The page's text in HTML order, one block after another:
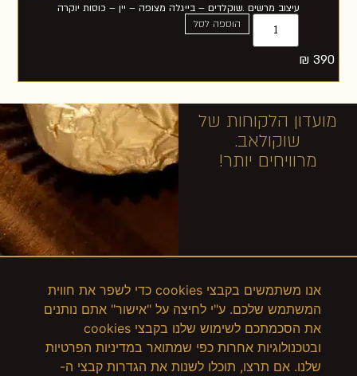
אנו משתמשים בקבצי cookies כדי לשפר את חווית
המשתמש שלכם. ע"י לחיצה על "אישור" אתם נותנים
את הסכמתכם לשימוש שלנו בקבצי cookies
ובטכנולוגיות אחרות כפי שמתואר במדיניות הפרטיות
שלנו. אם תרצו, תוכלו לשנות את הגדרות קבצי ה-
עיצוב מרשים .שוקלדים – בייגלה מצופה – יין – כוסות יוקרה
₪390
הוספה לסל
מועדון הלקוחות של
שוקולאב.
מרוויחים יותר!